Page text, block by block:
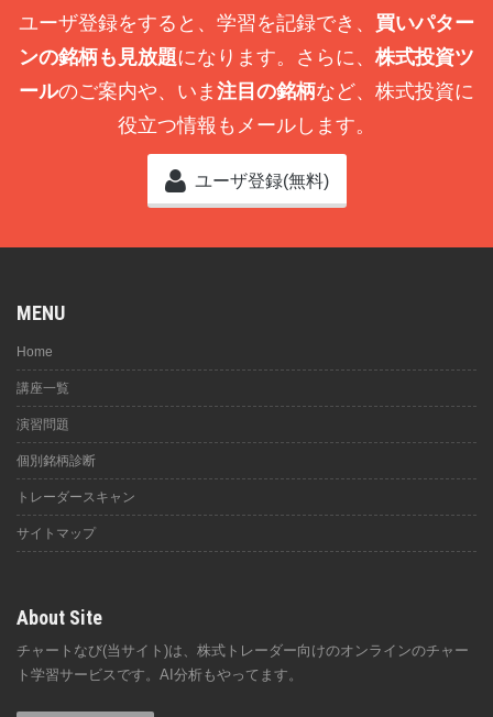
ユーザ登録をすると、学習を記録でき、 買いパター
ンの銘柄も見放題になります。さらに、 株式投資ツ
ールのご案内や、いま 注目の銘柄など、株式投資に
役立つ情報もメールします。
ユーザ登録(無料)
MENU
Home
講座一覧
演習問題
個別銘柄診断
トレーダースキャン
サイトマップ
About Site
チャートなび(当サイト)は、株式トレーダー向けのオンラインのチャー
ト学習サービスです。AI分析もやってます。